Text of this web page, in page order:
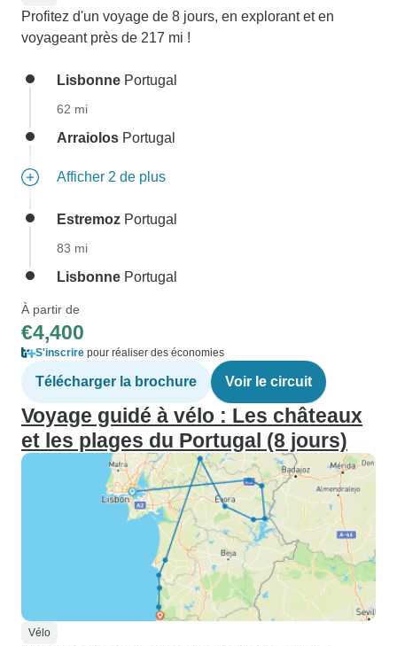
Profitez d'un voyage de 8 jours, en explorant et en
voyageant près de 217 mi !
Lisbonne Portugal
62 mi
Arraiolos Portugal
Afficher 2 de plus
Estremoz Portugal
83 mi
Lisbonne Portugal
À partir de
€4,400
S'inscrire pour réaliser des économies
Télécharger la brochure Voir le circuit
Voyage guidé à vélo : Les châteaux
et les plages du Portugal (8 jours)
Vélo